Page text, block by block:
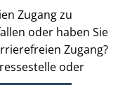
Zugang zu
oder haben Sie
Zugang?
oder